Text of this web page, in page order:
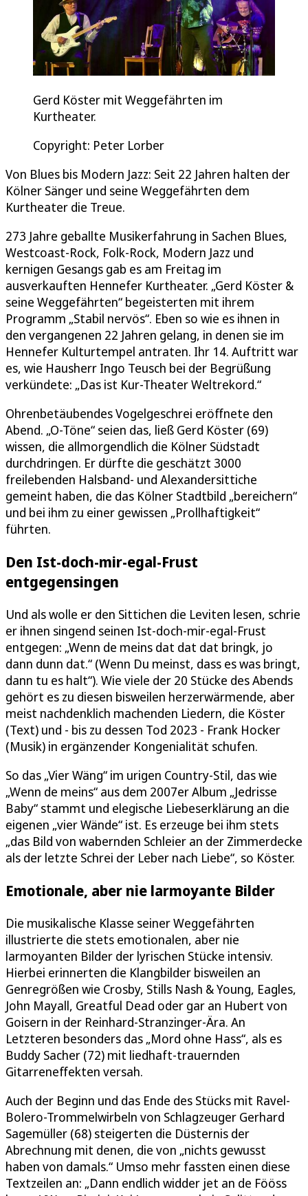
Gerd Köster mit Weggefährten im
Kurtheater.
Copyright: Peter Lorber
Von Blues bis Modern Jazz: Seit 22 Jahren halten der
Kölner Sänger und seine Weggefährten dem
Kurtheater die Treue.
273 Jahre geballte Musikerfahrung in Sachen Blues,
Westcoast-Rock, Folk-Rock, Modern Jazz und
kernigen Gesangs gab es am Freitag im
ausverkauften Hennefer Kurtheater. „Gerd Köster &
seine Weggefährten“ begeisterten mit ihrem
Programm „Stabil nervös“. Eben so wie es ihnen in
den vergangenen 22 Jahren gelang, in denen sie im
Hennefer Kulturtempel antraten. Ihr 14. Auftritt war
es, wie Hausherr Ingo Teusch bei der Begrüßung
verkündete: „Das ist Kur-Theater Weltrekord.“
Ohrenbetäubendes Vogelgeschrei eröffnete den
Abend. „O-Töne“ seien das, ließ Gerd Köster (69)
wissen, die allmorgendlich die Kölner Südstadt
durchdringen. Er dürfte die geschätzt 3000
freilebenden Halsband- und Alexandersittiche
gemeint haben, die das Kölner Stadtbild „bereichern“
und bei ihm zu einer gewissen „Prollhaftigkeit“
führten.
Den Ist-doch-mir-egal-Frust
entgegensingen
Und als wolle er den Sittichen die Leviten lesen, schrie
er ihnen singend seinen Ist-doch-mir-egal-Frust
entgegen: „Wenn de meins dat dat dat bringk, jo
dann dunn dat.“ (Wenn Du meinst, dass es was bringt,
dann tu es halt“). Wie viele der 20 Stücke des Abends
gehört es zu diesen bisweilen herzerwärmende, aber
meist nachdenklich machenden Liedern, die Köster
(Text) und - bis zu dessen Tod 2023 - Frank Hocker
(Musik) in ergänzender Kongenialität schufen.
So das „Vier Wäng“ im urigen Country-Stil, das wie
„Wenn de meins“ aus dem 2007er Album „Jedrisse
Baby“ stammt und elegische Liebeserklärung an die
eigenen „vier Wände“ ist. Es erzeuge bei ihm stets
„das Bild von wabernden Schleier an der Zimmerdecke
als der letzte Schrei der Leber nach Liebe“, so Köster.
Emotionale, aber nie larmoyante Bilder
Die musikalische Klasse seiner Weggefährten
illustrierte die stets emotionalen, aber nie
larmoyanten Bilder der lyrischen Stücke intensiv.
Hierbei erinnerten die Klangbilder bisweilen an
Genregrößen wie Crosby, Stills Nash & Young, Eagles,
John Mayall, Greatful Dead oder gar an Hubert von
Goisern in der Reinhard-Stranzinger-Ära. An
Letzteren besonders das „Mord ohne Hass“, als es
Buddy Sacher (72) mit liedhaft-trauernden
Gitarreneffekten versah.
Auch der Beginn und das Ende des Stücks mit Ravel-
Bolero-Trommelwirbeln von Schlagzeuger Gerhard
Sagemüller (68) steigerten die Düsternis der
Abrechnung mit denen, die von „nichts gewusst
haben von damals.“ Umso mehr fassten einen diese
Textzeilen an: „Dann endlich widder jet an de Fööss